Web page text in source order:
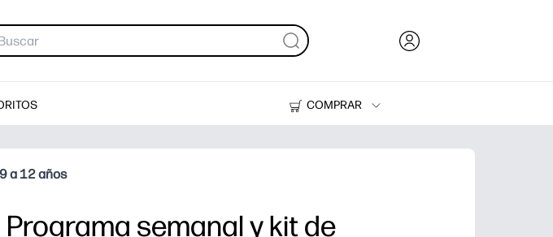
COMPRAR
Impresoras
a 12 años
Programa semanal y kit de